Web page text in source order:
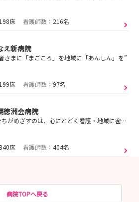
198床 看護師数： 216名
え新病院
さまに「まごころ」を地域に「あんしん」を”
199床 看護師数： 97名
徳洲会病院
私たちがめざすのは、心にとどく看護・地域に密着した看護の実践です。
床 看護師数： 404名
病院TOPへ戻る